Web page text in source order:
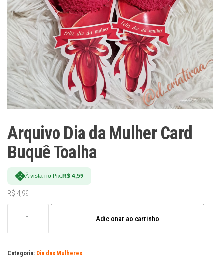
Arquivo Dia da Mulher Card
Buquê Toalha
À vista no Pix:R$ 4,59
R$ 4,99
da
Card
Adicionar ao carrinho
Categoria: Dia das Mulheres